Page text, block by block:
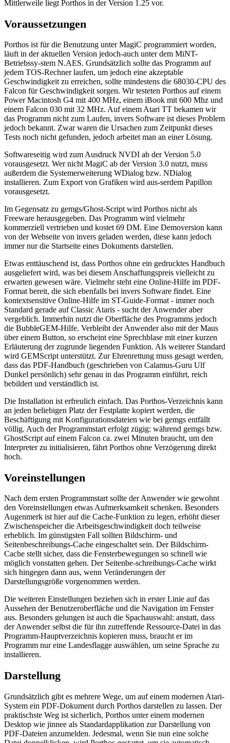
Mittlerweile liegt Porthos in der Version 1.25 vor.
Voraussetzungen
Porthos ist für die Benutzung unter MagiC programmiert worden,
läuft in der aktuellen Version jedoch-auch unter dem MiNT-
Betriebssy-stem N.AES. Grundsätzlich sollte das Programm auf
jedem TOS-Rechner laufen, um jedoch eine akzeptable
Geschwindigkeit zu erreichen, sollte mindestens die 68030-CPU des
Falcon für Geschwindigkeit sorgen. Wir testeten Porthos auf einem
Power Macintosh G4 mit 400 MHz, einem iBook mit 600 Mhz und
einem Falcon 030 mit 32 MHz. Auf einem Atari TT bekamen wir
das Programm nicht zum Laufen, invers Software ist dieses Problem
jedoch bekannt. Zwar waren die Ursachen zum Zeitpunkt dieses
Tests noch nicht gefunden, jedoch arbeitet man an einer Lösung.
Softwareseitig wird zum Ausdruck NVDI ab der Version 5.0
vorausgesetzt. Wer nicht MagiC ab der Version 3.0 nutzt, muss
außerdem die Systemerweiterung WDialog bzw. NDialog
installieren. Zum Export von Grafiken wird aus-serdem Papillon
vorausgesetzt.
Im Gegensatz zu gemgs/Ghost-Script wird Porthos nicht als
Freeware herausgegeben. Das Programm wird vielmehr
kommerziell vertrieben und kostet 69 DM. Eine Demoversion kann
von der Webseite von invers geladen werden, diese kann jedoch
immer nur die Startseite eines Dokuments darstellen.
Etwas enttäuschend ist, dass Porthos ohne ein gedrucktes Handbuch
ausgeliefert wird, was bei diesem Anschaffungspreis vielleicht zu
erwarten gewesen wäre. Vielmehr steht eine Online-Hilfe im PDF-
Format bereit, die sich ebenfalls bei invers Software findet. Eine
kontextsensitive Online-Hilfe im ST-Guide-Format - immer noch
Standard gerade auf Classic Ataris - sucht der Anwender aber
vergeblich. Immerhin nutzt die Oberfläche des Programms jedoch
die BubbleGEM-Hilfe. Verbleibt der Anwender also mit der Maus
über einem Button, so erscheint eine Sprechblase mit einer kurzen
Erläuterung der zugrunde liegenden Funktion. Als weiterer Standard
wird GEMScript unterstützt. Zur Ehrenrettung muss gesagt werden,
dass das PDF-Handbuch (geschrieben von Calamus-Guru Ulf
Dunkel persönlich) sehr genau in das Programm einführt, reich
bebildert und verständlich ist.
Die Installation ist erfreulich einfach. Das Porthos-Verzeichnis kann
an jeden beliebigen Platz der Festplatte kopiert werden, die
Beschäftigung mit Konfigurationsdateien wie bei gemgs entfällt
völlig. Auch der Programmstart erfolgt zügig: während gemgs bzw.
GhostScript auf einem Falcon ca. zwei Minuten braucht, um den
Interpreter zu initialisieren, fährt Porthos ohne Verzögerung direkt
hoch.
Voreinstellungen
Nach dem ersten Programmstart sollte der Anwender wie gewohnt
den Voreinstellungen etwas Aufmerksamkeit schenken. Besonders
Augenmerk ist hier auf die Cache-Funktion zu legen, erhöht dieser
Zwischenspeicher die Arbeitsgeschwindigkeit doch teilweise
erheblich. Im günstigsten Fall sollten Bildschirm- und
Seitenbeschreibungs-Cache eingeschaltet sein. Der Bildschirm-
Cache stellt sicher, dass die Fensterbewegungen so schnell wie
möglich vonstatten gehen. Der Seitenbe-schreibungs-Cache wirkt
sich hingegen dann aus, wenn Veränderungen der
Darstellungsgröße vorgenommen werden.
Die weiteren Einstellungen beziehen sich in erster Linie auf das
Aussehen der Benutzeroberfläche und die Navigation im Fenster
aus. Besonders gelungen ist auch die Spachauswahl: anstatt, dass
der Anwender selbst die für ihn zutreffende Ressource-Datei in das
Programm-Hauptverzeichnis kopieren muss, braucht er im
Programm nur eine Landesflagge auswählen, um seine Sprache zu
installieren.
Darstellung
Grundsätzlich gibt es mehrere Wege, um auf einem modernen Atari-
System ein PDF-Dokument durch Porthos darstellen zu lassen. Der
praktischste Weg ist sicherlich, Porthos unter einem modernen
Desktop wie jinnee als Standardapplikation zur Darstellung von
PDF-Dateien anzumelden. Jedesmal, wenn Sie nun eine solche